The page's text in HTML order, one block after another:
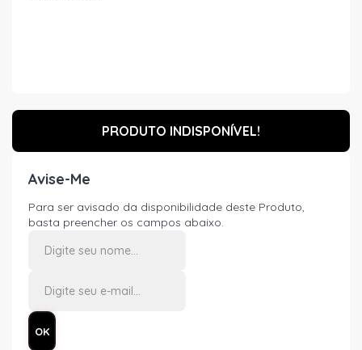
PRODUTO INDISPONÍVEL!
Avise-Me
Para ser avisado da disponibilidade deste Produto,
basta preencher os campos abaixo.